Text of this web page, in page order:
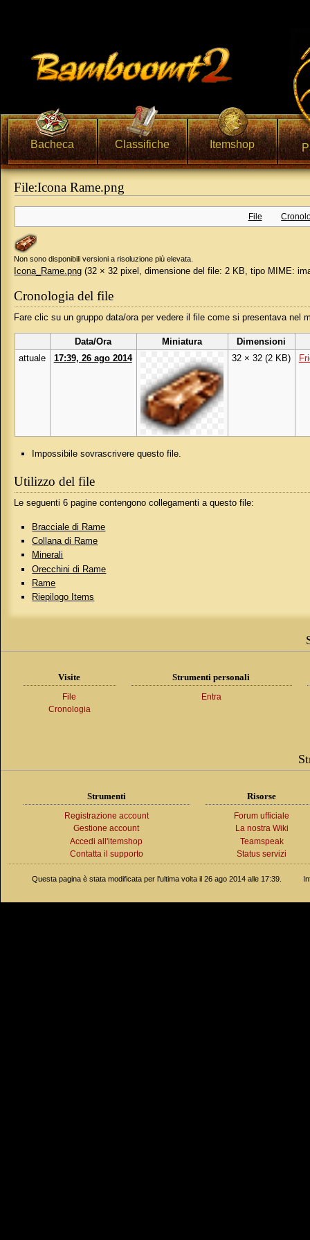
Bacheca Classifiche Itemshop
File:Icona Rame.png
File
Non sono disponibili versioni a risoluzione più elevata.
Icona_Rame.png ‎(32 × 32 pixel, dimensione del file: 2 KB, tipo MIME:
Cronologia del file
Fare clic su un gruppo data/ora per vedere il file come si presentava nel
Data/Ora Miniatura
Dimensioni
attuale
17:39, 26 ago 2014 32 × 32 (2 KB)
Impossibile sovrascrivere questo file.
Utilizzo del file
Le seguenti 6 pagine contengono collegamenti a questo file:
Bracciale di Rame
Collana di Rame
Minerali
Orecchini di Rame
Rame
Riepilogo Items
Visite
File
Cronologia
Strumenti personali
Entra
Strumenti
Registrazione account
Gestione account
Accedi all'itemshop
Contatta il supporto
Risorse
Forum ufficiale
La nostra Wiki
Teamspeak
Status servizi
Questa pagina è stata modificata per l'ultima volta il 26 ago 2014 alle 17:39.